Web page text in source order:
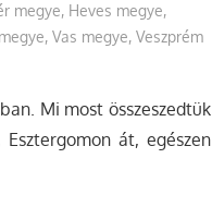
megye, Heves megye,
,Vas megye,Veszprém
Mi most összeszedtük
át, egészen